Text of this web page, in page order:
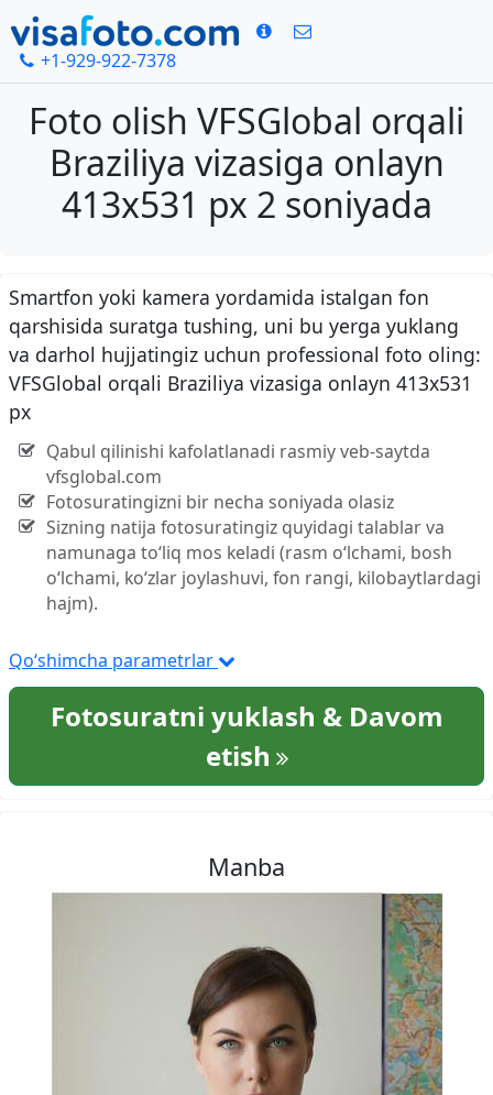
+1-929-922-7378
Foto olish VFSGlobal orqali
Braziliya vizasiga onlayn
413x531 px 2 soniyada
Smartfon yoki kamera yordamida istalgan fon
qarshisida suratga tushing, uni bu yerga yuklang
va darhol hujjatingiz uchun professional foto oling:
VFSGlobal orqali Braziliya vizasiga onlayn 413x531
px
Qabul qilinishi kafolatlanadi rasmiy veb-saytda
vfsglobal.com
Fotosuratingizni bir necha soniyada olasiz
Sizning natija fotosuratingiz quyidagi talablar va
namunaga to‘liq mos keladi (rasm o‘lchami, bosh
o‘lchami, ko‘zlar joylashuvi, fon rangi, kilobaytlardagi
hajm).
Qo‘shimcha parametrlar
Fotosuratni yuklash & Davom
etish
Manba